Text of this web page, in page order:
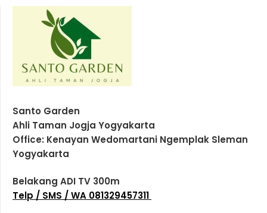
Santo Garden
Ahli Taman Jogja Yogyakarta
Office: Kenayan Wedomartani Ngemplak Sleman
Yogyakarta
Belakang ADI TV 300m
Telp / SMS / WA 081329457311